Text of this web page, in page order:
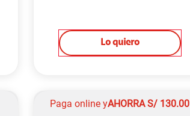
Lo quiero
Paga online yAHORRA S/ 130.00